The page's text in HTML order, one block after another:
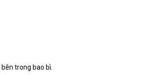
trong bao bì.